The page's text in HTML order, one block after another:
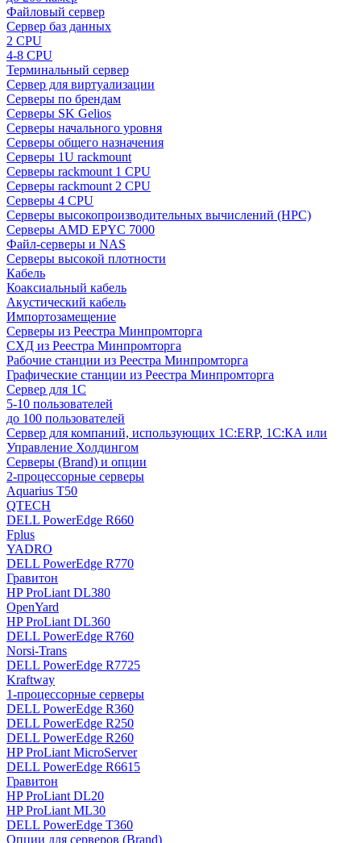
Файловый сервер
Сервер баз данных
2 CPU
4-8 CPU
Терминальный сервер
Сервер для виртуализации
Серверы по брендам
Серверы SK Gelios
Серверы начального уровня
Серверы общего назначения
Серверы 1U rackmount
Серверы rackmount 1 CPU
Серверы rackmount 2 CPU
Серверы 4 CPU
Серверы высокопроизводительных вычислений (HPC)
Серверы AMD EPYC 7000
Файл-серверы и NAS
Серверы высокой плотности
Кабель
Коаксиальный кабель
Акустический кабель
Импортозамещение
Серверы из Реестра Минпромторга
СХД из Реестра Минпромторга
Рабочие станции из Реестра Минпромторга
Графические станции из Реестра Минпромторга
Сервер для 1С
5-10 пользователей
до 100 пользователей
Сервер для компаний, использующих 1C:ERP, 1С:КА или
Управление Холдингом
Серверы (Brand) и опции
2-процессорные серверы
Aquarius T50
QTECH
DELL PowerEdge R660
Fplus
YADRO
DELL PowerEdge R770
Гравитон
HP ProLiant DL380
OpenYard
HP ProLiant DL360
DELL PowerEdge R760
Norsi-Trans
DELL PowerEdge R7725
Kraftway
1-процессорные серверы
DELL PowerEdge R360
DELL PowerEdge R250
DELL PowerEdge R260
HP ProLiant MicroServer
DELL PowerEdge R6615
Гравитон
HP ProLiant DL20
HP ProLiant ML30
DELL PowerEdge T360
Опции для серверов (Brand)